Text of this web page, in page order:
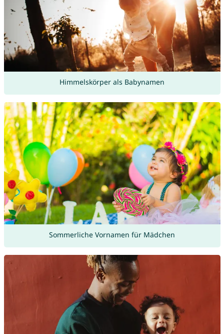
Himmelskörper als Babynamen
Sommerliche Vornamen für Mädchen